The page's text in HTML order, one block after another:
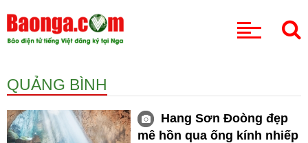
QUẢNG BÌNH
Hang Sơn Đoòng đẹp
mê hồn qua ống kính nhiếp